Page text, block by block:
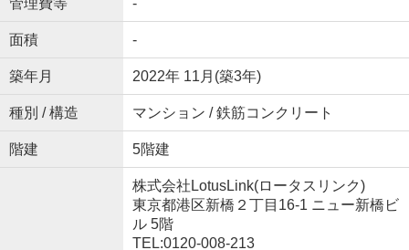
面積 -
築年月 2022年 11月(築3年)
種別 / 構造 マンション / 鉄筋コンクリート
階建 5階建
株式会社LotusLink(ロータスリンク)
東京都港区新橋２丁目16-1 ニュー新橋ビ
ル 5階
TEL:0120-008-213